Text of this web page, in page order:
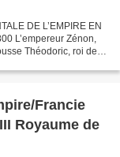
DE L’EMPIRE EN
L’empereur Zénon,
Théodoric, roi des
Francie
Royaume de